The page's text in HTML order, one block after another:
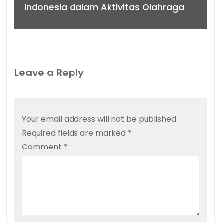
Indonesia dalam Aktivitas Olahraga
Leave a Reply
Your email address will not be published.
Required fields are marked *
Comment *